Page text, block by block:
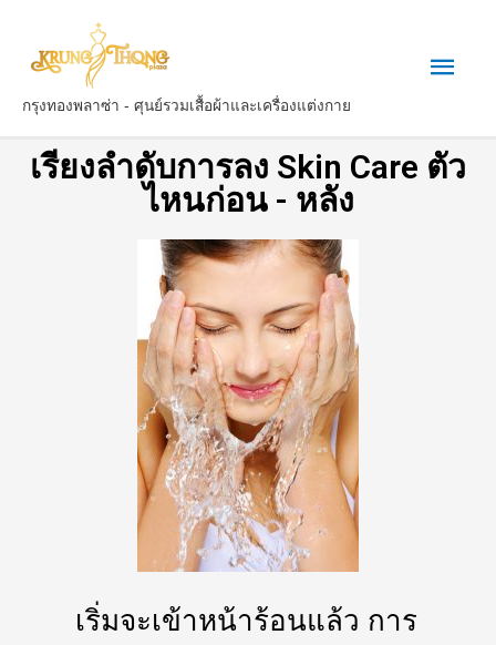
กรุงทองพลาซ่า - ศุนย์รวมเสื้อผ้าและเครื่องแต่งกาย
เรียงลำดับการลง Skin Care ตัว
ไหนก่อน - หลัง
เริ่มจะเข้าหน้าร้อนแล้ว การ